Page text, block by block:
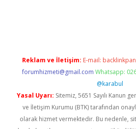
Reklam ve İletişim: E-mail:
forumhizmeti@gmail.com Whatsapp:
@karabul
Yasal Uyarı: Sitemiz, 5651 Sayılı Kanun
ve İletişim Kurumu (BTK) tarafından
olarak hizmet vermektedir. Bu nedenle,